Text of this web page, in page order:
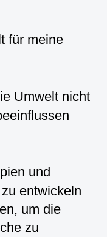
für meine
Umwelt nicht
und
zu entwickeln
um die
zu